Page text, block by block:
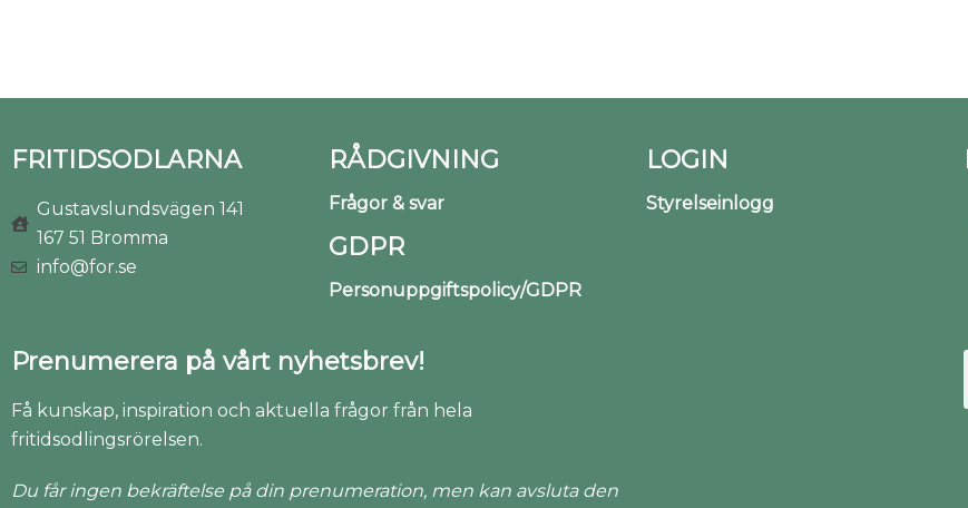
FRITIDSODLARNA
Gustavslundsvägen 141
167 51 Bromma
info@for.se
RÅDGIVNING
Frågor & svar
GDPR
Personuppgiftspolicy/GDPR
LOGIN
Styrelseinlogg
Prenumerera på vårt nyhetsbrev!
Få kunskap, inspiration och aktuella frågor från hela
fritidsodlingsrörelsen.
Du får ingen bekräftelse på din prenumeration, men kan avsluta den